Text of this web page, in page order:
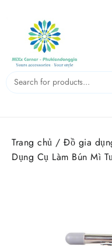
content
Trang chủ / Đồ gia
Dụng Cụ Làm Bún Mì